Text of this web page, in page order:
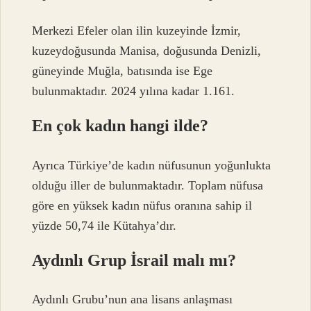
Merkezi Efeler olan ilin kuzeyinde İzmir,
kuzeydoğusunda Manisa, doğusunda Denizli,
güneyinde Muğla, batısında ise Ege
bulunmaktadır. 2024 yılına kadar 1.161.
En çok kadın hangi ilde?
Ayrıca Türkiye’de kadın nüfusunun yoğunlukta
olduğu iller de bulunmaktadır. Toplam nüfusa
göre en yüksek kadın nüfus oranına sahip il
yüzde 50,74 ile Kütahya’dır.
Aydınlı Grup İsrail malı mı?
Aydınlı Grubu’nun ana lisans anlaşması